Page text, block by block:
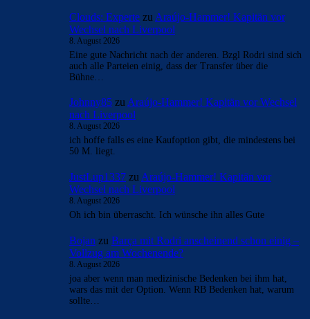
Clouds: Experte zu Araújo-Hammer! Kapitän vor
Wechsel nach Liverpool
8. August 2026
Eine gute Nachricht nach der anderen. Bzgl Rodri sind sich
auch alle Parteien einig, dass der Transfer über die
Bühne…
Johnny85 zu Araújo-Hammer! Kapitän vor Wechsel
nach Liverpool
8. August 2026
ich hoffe falls es eine Kaufoption gibt, die mindestens bei
50 M. liegt.
JustLup1337 zu Araújo-Hammer! Kapitän vor
Wechsel nach Liverpool
8. August 2026
Oh ich bin überrascht. Ich wünsche ihn alles Gute
Bojan zu Barça mit Rodri anscheinend schon einig –
Vollzug am Wochenende?
8. August 2026
joa aber wenn man medizinische Bedenken bei ihm hat,
wars das mit der Option. Wenn RB Bedenken hat, warum
sollte…